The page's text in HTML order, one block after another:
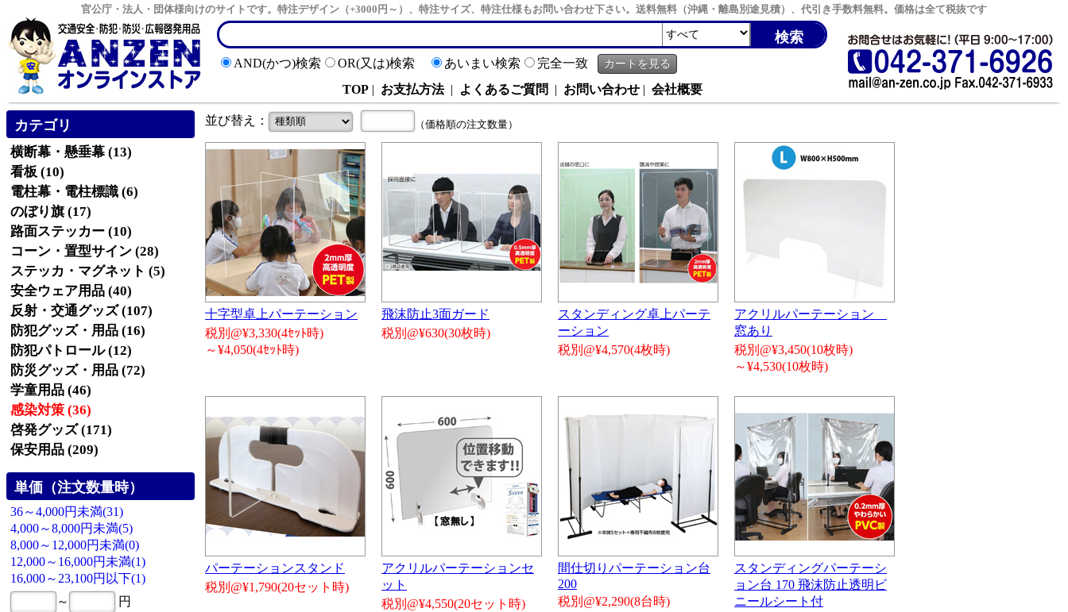
官公庁・法人・団体様向けのサイトです。特注デザイン（+3000円～）、特注サイズ、特注仕様もお問い合わせ下さい。送料無料（沖縄・離島別途見積）、代引き手数料無料。価格は全て税抜です
AND(かつ)検索 OR(又は)検索 あいまい検索
完全一致
TOP | お支払方法 | よくあるご質問 | お問い合わせ | 会社概要
カテゴリ
横断幕・懸垂幕 (13)
看板 (10)
電柱幕・電柱標識 (6)
のぼり旗 (17)
路面ステッカー (10)
コーン・置型サイン (28)
ステッカ・マグネット (5)
安全ウェア用品 (40)
反射・交通グッズ (107)
防犯グッズ・用品 (16)
防犯パトロール (12)
防災グッズ・用品 (72)
学童用品 (46)
感染対策 (36)
啓発グッズ (171)
保安用品 (209)
単価（注文数量時）
36～4,000円未満(31)
4,000～8,000円未満(5)
8,000～12,000円未満(0)
12,000～16,000円未満(1)
16,000～23,100円以下(1)
～
円
並び替え： （価格順の注文数量）
十字型卓上パーテーション
税別@¥3,330(4ｾｯﾄ時)
～¥4,050(4ｾｯﾄ時)
飛沫防止3面ガード
税別@¥630(30枚時)
スタンディング卓上パーテ
ーション
税別@¥4,570(4枚時)
アクリルパーテーション
窓あり
税別@¥3,450(10枚時)
～¥4,530(10枚時)
パーテーションスタンド
税別@¥1,790(20セット時)
アクリルパーテーションセ
ット
税別@¥4,550(20セット時)
間仕切りパーテーション台
200
税別@¥2,290(8台時)
スタンディングパーテーシ
ョン台 170 飛沫防止透明ビ
ニールシート付